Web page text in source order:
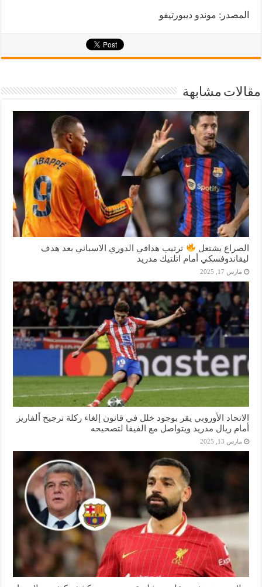
المصدر: موندو ديبورتيفو
مقالات مشابهة
الصراع يشتعل
ترتيب هدافي الدوري الاسباني بعد هدف
ليفاندوفسكي أمام اتلتيك مدريد
مارس 17, 2025
الاتحاد الأوروبي يقر بوجود خلل في قانون إلغاء ركلة ترجيح ألفاريز
أمام ريال مدريد ويتواصل مع الفيفا لتصحيحه
مارس 13, 2025